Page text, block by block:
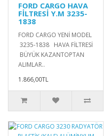
FORD CARGO HAVA
FİLTRESİ Y.M 3235-
1838
FORD CARGO YENİ MODEL
3235-1838 HAVA FİLTRESİ
BÜYÜK KAZANTOPTAN
ALIMLAR..
1.866,00TL